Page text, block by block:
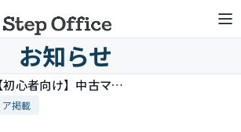
お知らせ
【初心者向け】中古マンション売却を不動産会社が徹底解説【2021年度】（Myアセット様「不動産投資の副読本」で記事監修）
ア掲載